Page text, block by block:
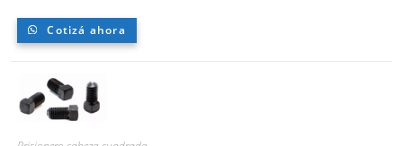
Cotizá ahora